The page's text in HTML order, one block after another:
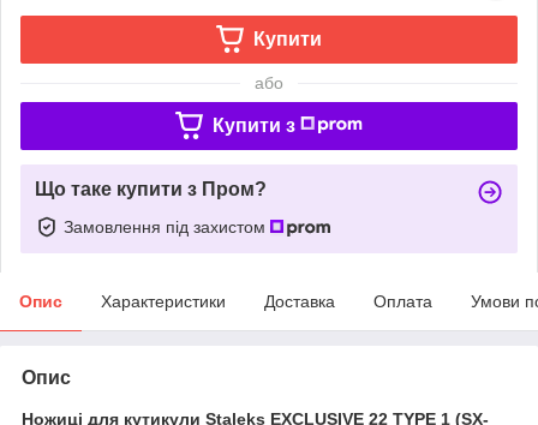
Купити
або
Купити з
Що таке купити з Пром?
Замовлення під захистом
Опис Характеристики Доставка Оплата Умови
Опис
Ножиці для кутикули Staleks EXCLUSIVE 22 TYPE 1 (SX-